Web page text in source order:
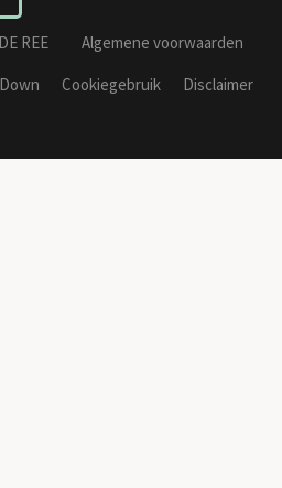
DE REE
Algemene voorwaarden
Cookiegebruik
Disclaimer